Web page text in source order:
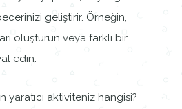
geliştirir. Örneğin,
oluşturun veya farklı bir
edin.
aktiviteniz hangisi?